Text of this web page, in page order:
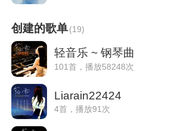
创建的歌单(19)
轻音乐 ~ 钢琴曲
101首，播放58248次
Liarain22424
4首，播放91次